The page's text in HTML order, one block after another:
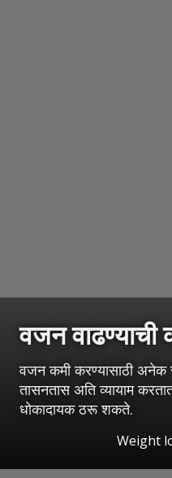
वजन वाढण्याची
वजन कमी करण्यासाठी
तासनतास अति व्यायाम
धोकादायक ठरू शकते.
Weight